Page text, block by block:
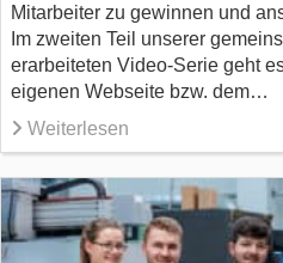
Mitarbeiter zu gewinnen und
Im zweiten Teil unserer
erarbeiteten Video-Serie geht
eigenen Webseite bzw. dem…
Weiterlesen